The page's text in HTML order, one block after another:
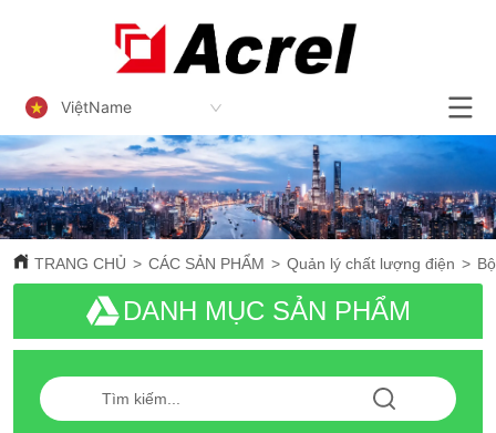
ViệtName
TRANG CHỦ > CÁC SẢN PHẨM > Quản lý chất lượng điện >
DANH MỤC SẢN PHẨM